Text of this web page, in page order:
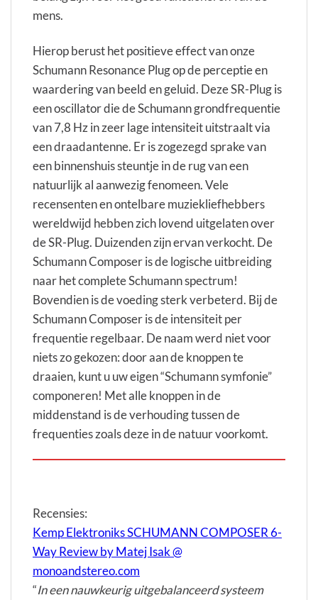
mens.
Hierop berust het positieve effect van onze
Schumann Resonance Plug op de perceptie en
waardering van beeld en geluid. Deze SR-Plug is
een oscillator die de Schumann grondfrequentie
van 7,8 Hz in zeer lage intensiteit uitstraalt via
een draadantenne. Er is zogezegd sprake van
een binnenshuis steuntje in de rug van een
natuurlijk al aanwezig fenomeen. Vele
recensenten en ontelbare muziekliefhebbers
wereldwijd hebben zich lovend uitgelaten over
de SR-Plug. Duizenden zijn ervan verkocht. De
Schumann Composer is de logische uitbreiding
naar het complete Schumann spectrum!
Bovendien is de voeding sterk verbeterd. Bij de
Schumann Composer is de intensiteit per
frequentie regelbaar. De naam werd niet voor
niets zo gekozen: door aan de knoppen te
draaien, kunt u uw eigen “Schumann symfonie”
componeren! Met alle knoppen in de
middenstand is de verhouding tussen de
frequenties zoals deze in de natuur voorkomt.
Recensies:
Kemp Elektroniks SCHUMANN COMPOSER 6-
Way Review by Matej Isak @
monoandstereo.com
“In een nauwkeurig uitgebalanceerd systeem